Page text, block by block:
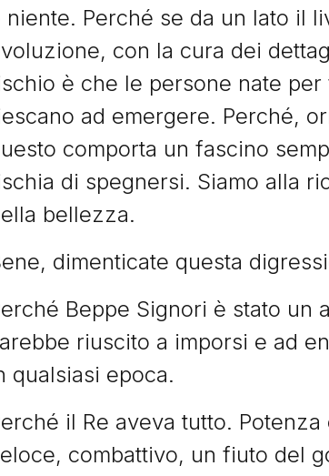
niente. Perché se da un lato il
con la cura dei
è che le persone nate
ad emergere. Perché,
comporta un fascino
di spegnersi. Siamo alla
bellezza.
dimenticate questa
Beppe Signori è stato un
riuscito a imporsi e ad
qualsiasi epoca.
il Re aveva tutto.
combattivo, un fiuto del